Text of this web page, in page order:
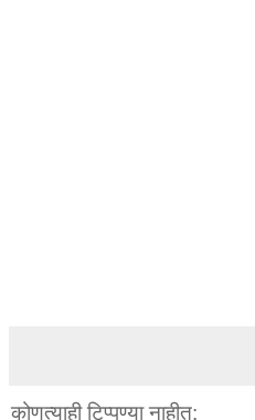
कोणत्याही टिप्पण्‍या नाहीत: